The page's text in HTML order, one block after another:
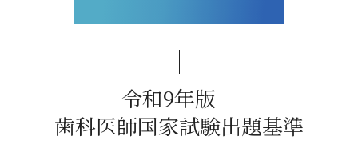
令和9年版
歯科医師国家試験出題基準